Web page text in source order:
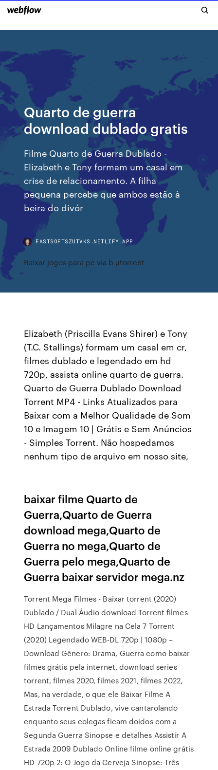
Quarto de guerra
download dublado gratis
Filme Quarto de Guerra Dublado -
Elizabeth e Tony formam um casal em
crise de relacionamento. A filha
pequena percebe que ambos estão à
beira do divór
FASTSOFTSZUTVKS.NETLIFY.APP
Baixar jogos para pc via b μtorrent
Elizabeth (Priscilla Evans Shirer) e Tony
(T.C. Stallings) formam um casal em cr,
filmes dublado e legendado em hd
720p, assista online quarto de guerra.
Quarto de Guerra Dublado Download
Torrent MP4 - Links Atualizados para
Baixar com a Melhor Qualidade de Som
10 e Imagem 10 | Grátis e Sem Anúncios
- Simples Torrent. Não hospedamos
nenhum tipo de arquivo em nosso site,
baixar filme Quarto de
Guerra,Quarto de Guerra
download mega,Quarto de
Guerra no mega,Quarto de
Guerra pelo mega,Quarto de
Guerra baixar servidor mega.nz
Torrent Mega Filmes - Baixar torrent (2020)
Dublado / Dual Áudio download Torrent filmes
HD Lançamentos Milagre na Cela 7 Torrent
(2020) Legendado WEB-DL 720p | 1080p –
Download Gênero: Drama, Guerra como baixar
filmes grátis pela internet, download series
torrent, filmes 2020, filmes 2021, filmes 2022,
Mas, na verdade, o que ele Baixar Filme A
Estrada Torrent Dublado, vive cantarolando
enquanto seus colegas ficam doidos com a
Segunda Guerra Sinopse e detalhes Assistir A
Estrada 2009 Dublado Online filme online grátis
HD 720p 2: O Jogo da Cerveja Sinopse: Três